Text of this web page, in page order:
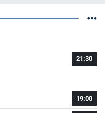
21:30
19:00